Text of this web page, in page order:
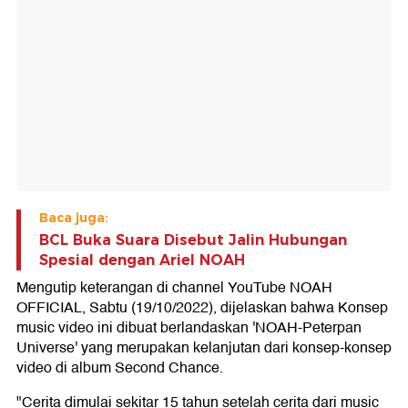
Baca juga:
BCL Buka Suara Disebut Jalin Hubungan
Spesial dengan Ariel NOAH
Mengutip keterangan di channel YouTube NOAH
OFFICIAL, Sabtu (19/10/2022), dijelaskan bahwa Konsep
music video ini dibuat berlandaskan 'NOAH-Peterpan
Universe' yang merupakan kelanjutan dari konsep-konsep
video di album Second Chance.
"Cerita dimulai sekitar 15 tahun setelah cerita dari music